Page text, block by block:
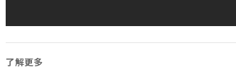
了解更多